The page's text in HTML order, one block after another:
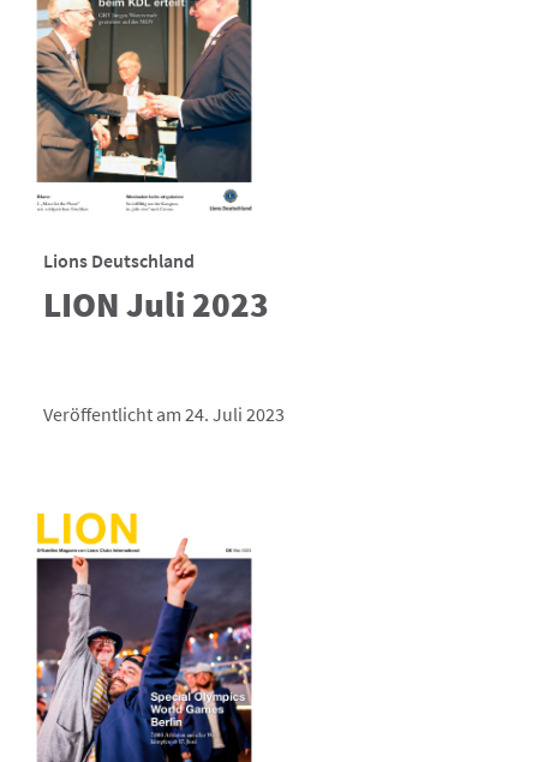
Lions Deutschland
LION Juli 2023
Veröffentlicht am 24. Juli 2023